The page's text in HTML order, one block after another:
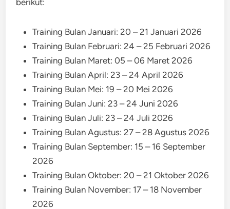
Training Bulan Januari: 20 – 21 Januari 2026
Training Bulan Februari: 24 – 25 Februari 2026
Training Bulan Maret: 05 – 06 Maret 2026
Training Bulan April: 23 – 24 April 2026
Training Bulan Mei: 19 – 20 Mei 2026
Training Bulan Juni: 23 – 24 Juni 2026
Training Bulan Juli: 23 – 24 Juli 2026
Training Bulan Agustus: 27 – 28 Agustus 2026
Training Bulan September: 15 – 16 September
2026
Training Bulan Oktober: 20 – 21 Oktober 2026
Training Bulan November: 17 – 18 November
2026